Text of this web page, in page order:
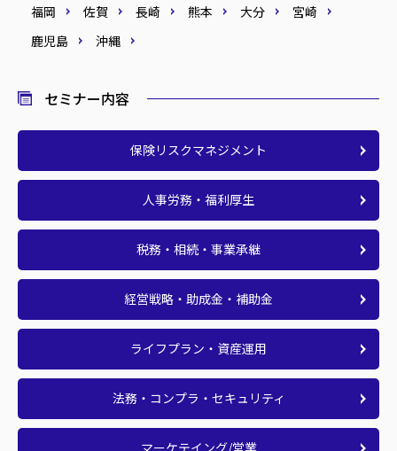
福岡 佐賀 長崎 熊本 大分
宮崎
鹿児島
沖縄
セミナー内容
保険リスクマネジメント
人事労務・福利厚生
税務・相続・事業承継
経営戦略・助成金・補助金
ライフプラン・資産運用
法務・コンプラ・セキュリティ